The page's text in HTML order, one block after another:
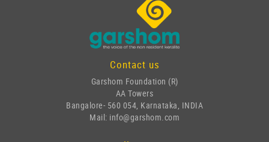
Contact us
Garshom Foundation (R)
AA Towers
Bangalore- 560 054, Karnataka, INDIA
Mail: info@garshom.com